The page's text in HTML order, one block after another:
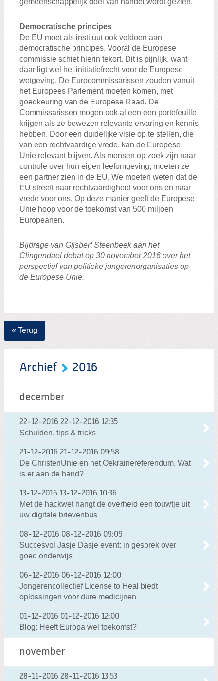
Democratische principes
De EU moet als instituut ook voldoen aan
democratische principes. Vooral de Europese
commissie schiet hierin tekort. Dit is pijnlijk, want
daar ligt wel het initiatiefrecht voor de Europese
wetgeving. De Eurocommissarissen zouden vanuit
het Europees Parlement moeten komen, met
goedkeuring van de Europese Raad. De
Commissarissen mogen ook alleen een portefeuille
krijgen als ze bewezen relevante ervaring en kennis
hebben. Door een duidelijke visie op te stellen, die
van een rechtvaardige vrede, kan de Europese
Unie relevant blijven. Als mensen op zoek zijn naar
controle over hun eigen leefomgeving, moeten ze
een partner zien in de EU. We moeten weten dat de
EU streeft naar rechtvaardigheid voor ons en naar
vrede voor ons. Op deze manier geeft de Europese
Unie hoop voor de toekomst van 500 miljoen
Europeanen.
Bijdrage van Gijsbert Steenbeek aan het
Clingendael debat op 30 november 2016 over het
perspectief van politieke jongerenorganisaties op
de Europese Unie.
« Terug
Archief 2016
december
22-12-2016 22-12-2016 12:35
Schulden, tips & tricks
21-12-2016 21-12-2016 09:58
De ChristenUnie en het Oekrainereferendum. Wat
is er aan de hand?
13-12-2016 13-12-2016 10:36
Met de hackwet hangt de overheid een touwtje uit
uw digitale brievenbus
08-12-2016 08-12-2016 09:09
Succesvol Jasje Dasje event: in gesprek over
goed onderwijs
06-12-2016 06-12-2016 12:00
Jongerencollectief License to Heal biedt
oplossingen voor dure medicijnen
01-12-2016 01-12-2016 12:00
Blog: Heeft Europa wel toekomst?
november
28-11-2016 28-11-2016 13:53